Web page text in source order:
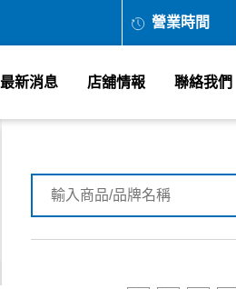
營業時間
最新消息 店舖情報 聯絡我們